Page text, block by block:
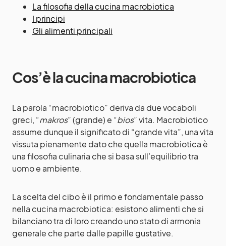
La filosofia della cucina macrobiotica
I principi
Gli alimenti principali
Cos’è la cucina macrobiotica
La parola “macrobiotico” deriva da due vocaboli
greci, “makros” (grande) e “bios” vita. Macrobiotico
assume dunque il significato di “grande vita”, una vita
vissuta pienamente dato che quella macrobiotica è
una filosofia culinaria che si basa sull’equilibrio tra
uomo e ambiente.
La scelta del cibo è il primo e fondamentale passo
nella cucina macrobiotica: esistono alimenti che si
bilanciano tra di loro creando uno stato di armonia
generale che parte dalle papille gustative.